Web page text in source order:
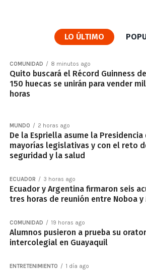
LO ÚLTIMO
COMUNIDAD 8 minutos ago
Quito buscará el Récord Guinness
150 huecas se unirán para vender
horas
MUNDO 2 horas ago
De la Espriella asume la Presidencia
mayorías legislativas y con el reto
seguridad y la salud
ECUADOR 3 horas ago
Ecuador y Argentina firmaron seis
tres horas de reunión entre Noboa y
COMUNIDAD 19 horas ago
Alumnos pusieron a prueba su
intercolegial en Guayaquil
ENTRETENIMIENTO 1 día ago